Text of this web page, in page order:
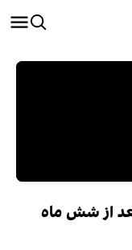
از شش ماه